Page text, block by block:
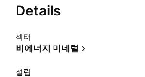
Details
섹터
비에너지 미네럴
설립